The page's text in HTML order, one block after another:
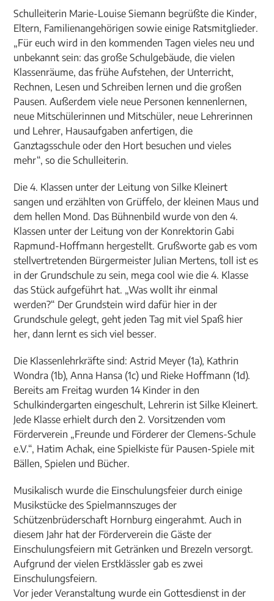
Schulleiterin Marie-Louise Siemann begrüßte die Kinder,
Eltern, Familienangehörigen sowie einige Ratsmitglieder.
„Für euch wird in den kommenden Tagen vieles neu und
unbekannt sein: das große Schulgebäude, die vielen
Klassenräume, das frühe Aufstehen, der Unterricht,
Rechnen, Lesen und Schreiben lernen und die großen
Pausen. Außerdem viele neue Personen kennenlernen,
neue Mitschülerinnen und Mitschüler, neue Lehrerinnen
und Lehrer, Hausaufgaben anfertigen, die
Ganztagsschule oder den Hort besuchen und vieles
mehr“, so die Schulleiterin.
Die 4. Klassen unter der Leitung von Silke Kleinert
sangen und erzählten von Grüffelo, der kleinen Maus und
dem hellen Mond. Das Bühnenbild wurde von den 4.
Klassen unter der Leitung von der Konrektorin Gabi
Rapmund-Hoffmann hergestellt. Grußworte gab es vom
stellvertretenden Bürgermeister Julian Mertens, toll ist es
in der Grundschule zu sein, mega cool wie die 4. Klasse
das Stück aufgeführt hat. „Was wollt ihr einmal
werden?“ Der Grundstein wird dafür hier in der
Grundschule gelegt, geht jeden Tag mit viel Spaß hier
her, dann lernt es sich viel besser.
Die Klassenlehrkräfte sind: Astrid Meyer (1a), Kathrin
Wondra (1b), Anna Hansa (1c) und Rieke Hoffmann (1d).
Bereits am Freitag wurden 14 Kinder in den
Schulkindergarten eingeschult, Lehrerin ist Silke Kleinert.
Jede Klasse erhielt durch den 2. Vorsitzenden vom
Förderverein „Freunde und Förderer der Clemens-Schule
e.V.“, Hatim Achak, eine Spielkiste für Pausen-Spiele mit
Bällen, Spielen und Bücher.
Musikalisch wurde die Einschulungsfeier durch einige
Musikstücke des Spielmannszuges der
Schützenbrüderschaft Hornburg eingerahmt. Auch in
diesem Jahr hat der Förderverein die Gäste der
Einschulungsfeiern mit Getränken und Brezeln versorgt.
Aufgrund der vielen Erstklässler gab es zwei
Einschulungsfeiern.
Vor jeder Veranstaltung wurde ein Gottesdienst in der